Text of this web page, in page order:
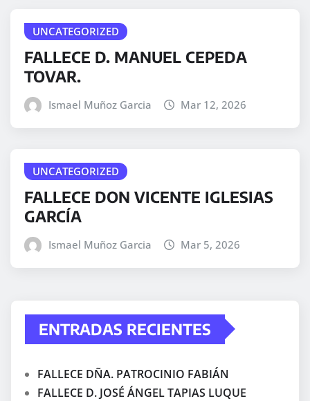
UNCATEGORIZED
FALLECE D. MANUEL CEPEDA
TOVAR.
Ismael Muñoz Garcia Mar 12, 2026
UNCATEGORIZED
FALLECE DON VICENTE IGLESIAS
GARCÍA
Ismael Muñoz Garcia Mar 5, 2026
ENTRADAS RECIENTES
FALLECE DÑA. PATROCINIO FABIÁN
FALLECE D. JOSÉ ÁNGEL TAPIAS LUQUE